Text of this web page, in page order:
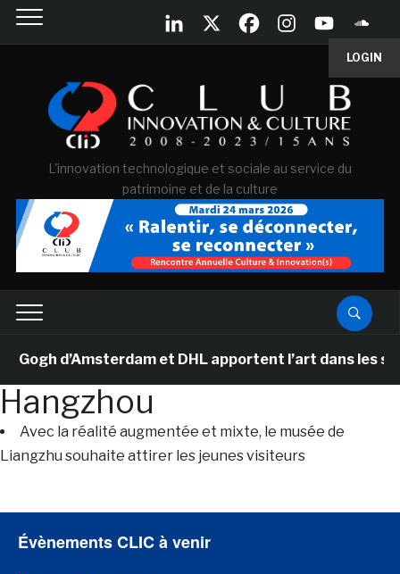
LOGIN
L'innovation technologique et sociale au service du
patrimoine et de la culture
d’Amsterdam et DHL apportent l’art dans les
Hangzhou
Avec la réalité augmentée et mixte, le musée de
Liangzhu souhaite attirer les jeunes visiteurs
Évènements CLIC à venir